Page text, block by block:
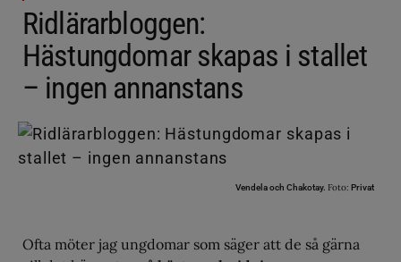
Ridlärarbloggen:
Hästungdomar skapas i stallet
– ingen annanstans
Vendela och Chakotay. Foto: Privat
Ofta möter jag ungdomar som säger att de så gärna